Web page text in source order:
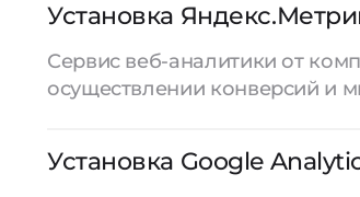
Установка
Сервис веб-аналитики от
осуществлении конверсий и
Установка Google